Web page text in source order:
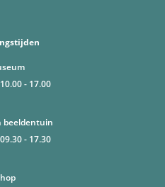
- 17.00
beeldentuin
- 17.30